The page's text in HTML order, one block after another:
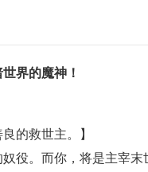
界的魔神！
的救世主。】
役。而你，将是主宰末